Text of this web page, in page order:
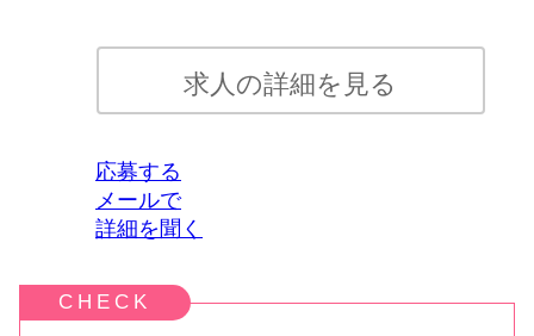
求人の詳細を見る
応募する
メールで
詳細を聞く